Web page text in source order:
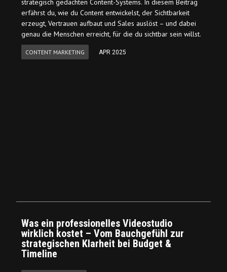
strategisch gedachten Content-Systems. In diesem Beitrag
erfährst du, wie du Content entwickelst, der Sichtbarkeit
erzeugt, Vertrauen aufbaut und Sales auslöst – und dabei
genau die Menschen erreicht, für die du sichtbar sein willst.
CONTENT MARKETING APR 2025
Was ein professionelles Videostudio
wirklich kostet – Vom Bauchgefühl zur
strategischen Klarheit bei Budget &
Timeline